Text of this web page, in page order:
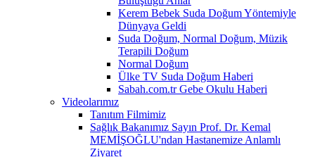
Kerem Bebek Suda Doğum Yöntemiyle
Dünyaya Geldi
Suda Doğum, Normal Doğum, Müzik
Terapili Doğum
Normal Doğum
Ülke TV Suda Doğum Haberi
Sabah.com.tr Gebe Okulu Haberi
Videolarımız
Tanıtım Filmimiz
Sağlık Bakanımız Sayın Prof. Dr. Kemal
MEMİŞOĞLU'ndan Hastanemize Anlamlı
Ziyaret